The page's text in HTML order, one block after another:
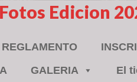
Fotos Edicion
REGLAMENTO
GALERIA El